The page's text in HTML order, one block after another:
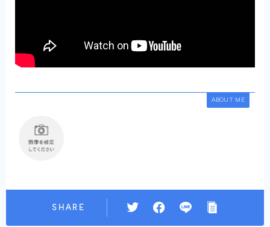
ABOUT ME
SHARE